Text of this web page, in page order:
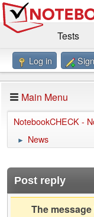
Tests
Benchmarks /
Forum
Log in
Main Menu
NotebookCHECK -
► News
Post reply
The